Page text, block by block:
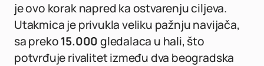
je ovo korak napred ka ostvarenju ciljeva.
Utakmica je privukla veliku pažnju navijača,
sa preko15.000gledalaca u hali, što
potvrđuje rivalitet između dva beogradska